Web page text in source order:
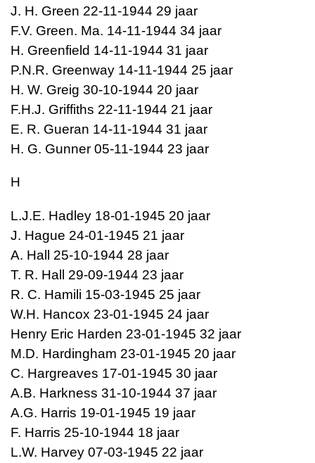
J. H. Green 22-11-1944 29 jaar
F.V. Green. Ma. 14-11-1944 34 jaar
H. Greenfield 14-11-1944 31 jaar
P.N.R. Greenway 14-11-1944 25 jaar
H. W. Greig 30-10-1944 20 jaar
F.H.J. Griffiths 22-11-1944 21 jaar
E. R. Gueran 14-11-1944 31 jaar
H. G. Gunner 05-11-1944 23 jaar
H
L.J.E. Hadley 18-01-1945 20 jaar
J. Hague 24-01-1945 21 jaar
A. Hall 25-10-1944 28 jaar
T. R. Hall 29-09-1944 23 jaar
R. C. Hamili 15-03-1945 25 jaar
W.H. Hancox 23-01-1945 24 jaar
Henry Eric Harden 23-01-1945 32 jaar
M.D. Hardingham 23-01-1945 20 jaar
C. Hargreaves 17-01-1945 30 jaar
A.B. Harkness 31-10-1944 37 jaar
A.G. Harris 19-01-1945 19 jaar
F. Harris 25-10-1944 18 jaar
L.W. Harvey 07-03-1945 22 jaar